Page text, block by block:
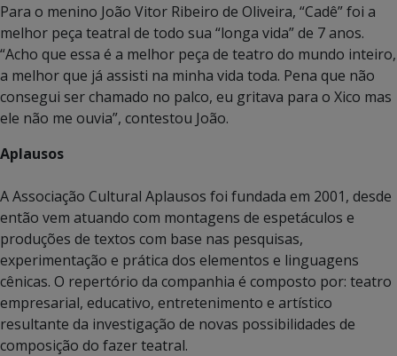
Para o menino João Vitor Ribeiro de Oliveira, “Cadê” foi a
melhor peça teatral de todo sua “longa vida” de 7 anos.
“Acho que essa é a melhor peça de teatro do mundo inteiro,
a melhor que já assisti na minha vida toda. Pena que não
consegui ser chamado no palco, eu gritava para o Xico mas
ele não me ouvia”, contestou João.
Aplausos
A Associação Cultural Aplausos foi fundada em 2001, desde
então vem atuando com montagens de espetáculos e
produções de textos com base nas pesquisas,
experimentação e prática dos elementos e linguagens
cênicas. O repertório da companhia é composto por: teatro
empresarial, educativo, entretenimento e artístico
resultante da investigação de novas possibilidades de
composição do fazer teatral.